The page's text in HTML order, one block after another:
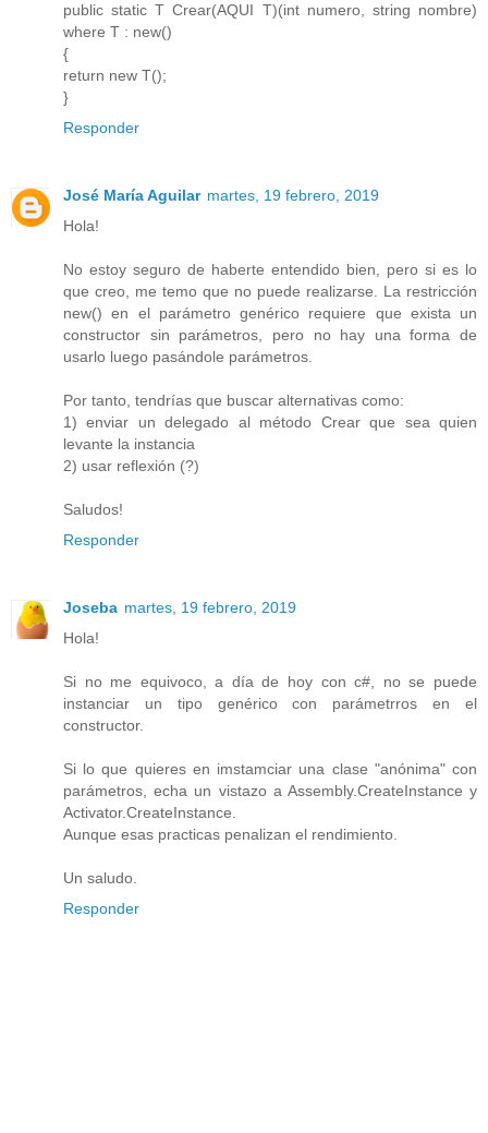
public static T Crear(AQUI T)(int numero, string nombre)
where T : new()
{
return new T();
}
Responder
José María Aguilar martes, 19 febrero, 2019
Hola!
No estoy seguro de haberte entendido bien, pero si es lo
que creo, me temo que no puede realizarse. La restricción
new() en el parámetro genérico requiere que exista un
constructor sin parámetros, pero no hay una forma de
usarlo luego pasándole parámetros.
Por tanto, tendrías que buscar alternativas como:
1) enviar un delegado al método Crear que sea quien
levante la instancia
2) usar reflexión (?)
Saludos!
Responder
Joseba martes, 19 febrero, 2019
Hola!
Si no me equivoco, a día de hoy con c#, no se puede
instanciar un tipo genérico con parámetrros en el
constructor.
Si lo que quieres en imstamciar una clase "anónima" con
parámetros, echa un vistazo a Assembly.CreateInstance y
Activator.CreateInstance.
Aunque esas practicas penalizan el rendimiento.
Un saludo.
Responder